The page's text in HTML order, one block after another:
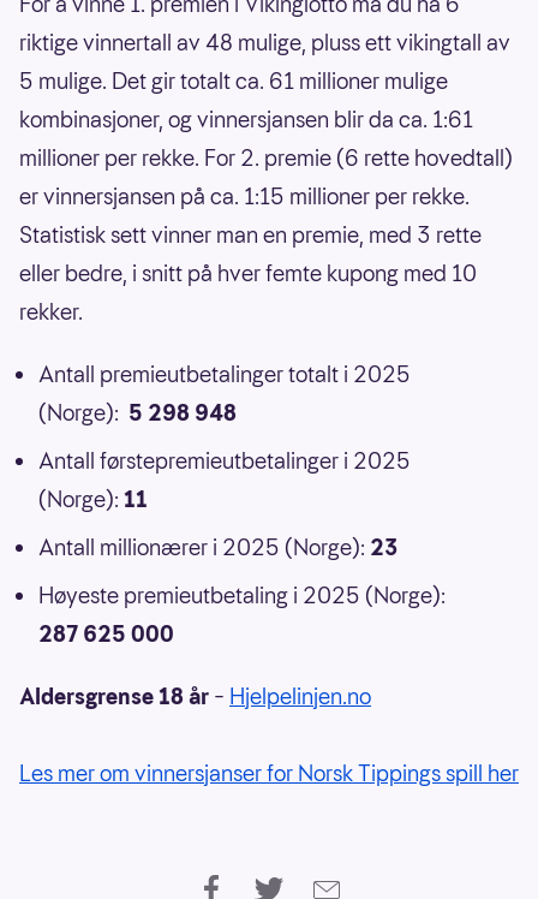
riktige vinnertall av 48 mulige, pluss ett vikingtall av
5 mulige. Det gir totalt ca. 61 millioner mulige
kombinasjoner, og vinnersjansen blir da ca. 1:61
millioner per rekke. For 2. premie (6 rette hovedtall)
er vinnersjansen på ca. 1:15 millioner per rekke.
Statistisk sett vinner man en premie, med 3 rette
eller bedre, i snitt på hver femte kupong med 10
rekker.
Antall premieutbetalinger totalt i 2025
(Norge): 5 298 948
Antall førstepremieutbetalinger i 2025
(Norge): 11
Antall millionærer i 2025 (Norge): 23
Høyeste premieutbetaling i 2025 (Norge):
287 625 000
Aldersgrense 18 år – Hjelpelinjen.no
Les mer om vinnersjanser for Norsk Tippings spill her